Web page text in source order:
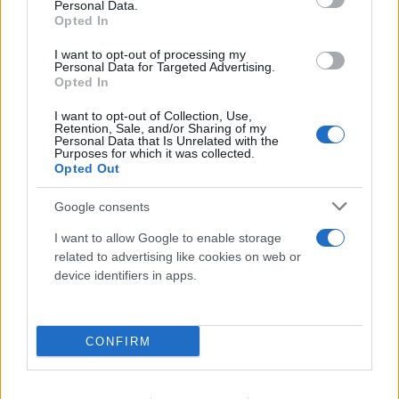
Personal Data.
Opted In
I want to opt-out of processing my
Personal Data for Targeted Advertising.
Opted In
I want to opt-out of Collection, Use,
Retention, Sale, and/or Sharing of my
Personal Data that Is Unrelated with the
Purposes for which it was collected.
Opted Out
Google consents
I want to allow Google to enable storage
related to advertising like cookies on web or
device identifiers in apps.
CONFIRM